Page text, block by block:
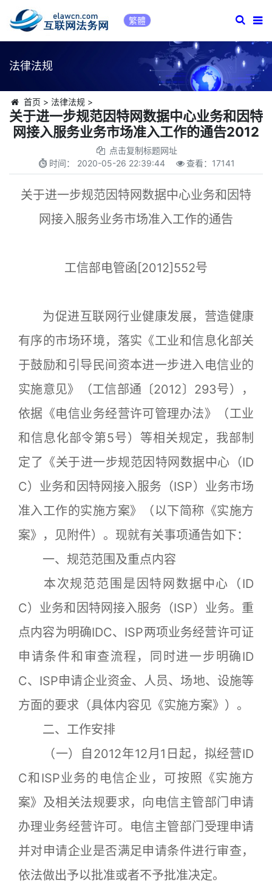
繁體
法律法规
首页 > 法律法规 >
关于进一步规范因特网数据中心业务和因特
网接入服务业务市场准入工作的通告2012
点击复制标题网址
时间： 2020-05-26 22:39:44 查看： 17141
关于进一步规范因特网数据中心业务和因特
网接入服务业务市场准入工作的通告
工信部电管函[2012]552号
为促进互联网行业健康发展，营造健康
有序的市场环境，落实《工业和信息化部关
于鼓励和引导民间资本进一步进入电信业的
实施意见》（工信部通〔2012〕293号），
依据《电信业务经营许可管理办法》（工业
和信息化部令第5号）等相关规定，我部制
定了《关于进一步规范因特网数据中心（ID
C）业务和因特网接入服务（ISP）业务市场
准入工作的实施方案》（以下简称《实施方
案》，见附件）。现就有关事项通告如下：
一、规范范围及重点内容
本次规范范围是因特网数据中心（ID
C）业务和因特网接入服务（ISP）业务。重
点内容为明确IDC、ISP两项业务经营许可证
申请条件和审查流程，同时进一步明确ID
C、ISP申请企业资金、人员、场地、设施等
方面的要求（具体内容见《实施方案》）。
二、工作安排
（一）自2012年12月1日起，拟经营ID
C和ISP业务的电信企业，可按照《实施方
案》及相关法规要求，向电信主管部门申请
办理业务经营许可。电信主管部门受理申请
并对申请企业是否满足申请条件进行审查，
依法做出予以批准或者不予批准决定。